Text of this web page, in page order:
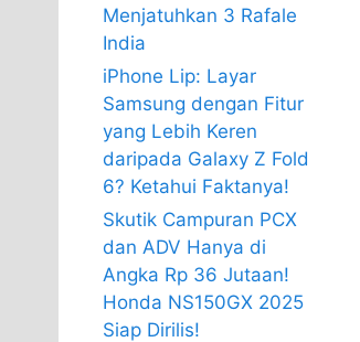
Menjatuhkan 3 Rafale
India
iPhone Lip: Layar
Samsung dengan Fitur
yang Lebih Keren
daripada Galaxy Z Fold
6? Ketahui Faktanya!
Skutik Campuran PCX
dan ADV Hanya di
Angka Rp 36 Jutaan!
Honda NS150GX 2025
Siap Dirilis!